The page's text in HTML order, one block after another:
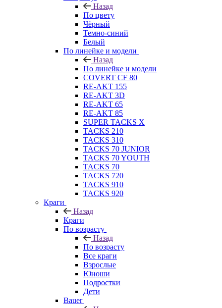
Назад
По цвету
Чёрный
Темно-синий
Белый
По линейке и модели
Назад
По линейке и модели
COVERT CF 80
RE-AKT 155
RE-AKT 3D
RE-AKT 65
RE-AKT 85
SUPER TACKS X
TACKS 210
TACKS 310
TACKS 70 JUNIOR
TACKS 70 YOUTH
TACKS 70
TACKS 720
TACKS 910
TACKS 920
Краги
Назад
Краги
По возрасту
Назад
По возрасту
Все краги
Взрослые
Юноши
Подростки
Дети
Bauer